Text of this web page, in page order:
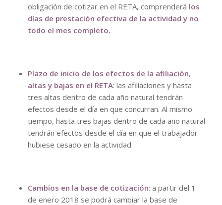
obligación de cotizar en el RETA, comprenderá los
días de prestación efectiva de la actividad y no
todo el mes completo.
Plazo de inicio de los efectos de la afiliación,
altas y bajas en el RETA: las afiliaciones y hasta
tres altas dentro de cada año natural tendrán
efectos desde el día en que concurran. Al mismo
tiempo, hasta tres bajas dentro de cada año natural
tendrán efectos desde el día en que el trabajador
hubiese cesado en la actividad.
Cambios en la base de cotización: a partir del 1
de enero 2018 se podrá cambiar la base de